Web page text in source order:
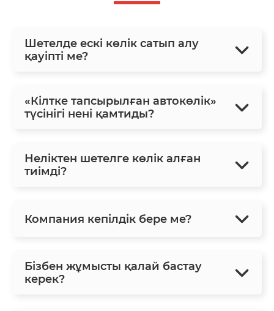
Шетелде ескі көлік сатып алу
қауіпті ме?
«Кілтке тапсырылған автокөлік»
түсінігі нені қамтиды?
Неліктен шетелге көлік алған
тиімді?
Компания кепілдік бере ме?
Бізбен жұмысты қалай бастау
керек?